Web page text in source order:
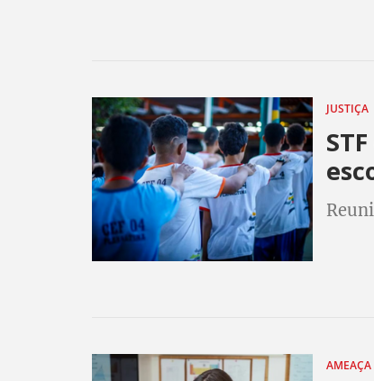
JUSTIÇA
AMEAÇA